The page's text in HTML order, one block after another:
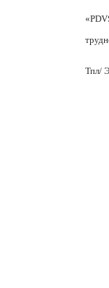
«
Тпл/